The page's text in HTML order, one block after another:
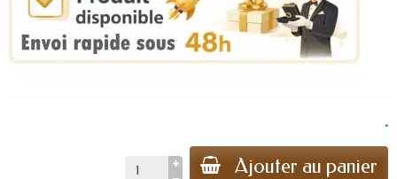
.
Ajouter au panier